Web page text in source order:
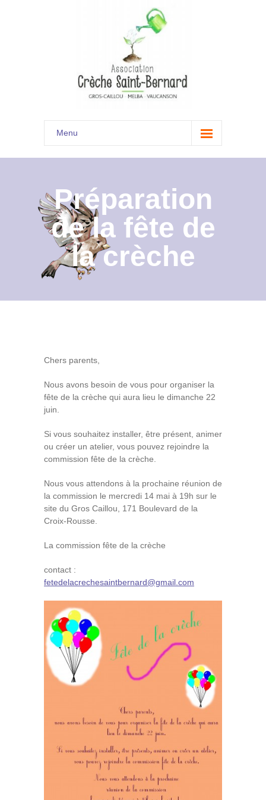
Menu
Accueil
Présentation
Documents
Les menus à venir
Contact
Préparation
de la fête de
la crèche
Chers parents,
Nous avons besoin de vous pour organiser la
fête de la crèche qui aura lieu le dimanche 22
juin.
Si vous souhaitez installer, être présent, animer
ou créer un atelier, vous pouvez rejoindre la
commission fête de la crèche.
Nous vous attendons à la prochaine réunion de
la commission le mercredi 14 mai à 19h sur le
site du Gros Caillou, 171 Boulevard de la
Croix-Rousse.
La commission fête de la crèche
contact :
fetedelacrechesaintbernard@gmail.com